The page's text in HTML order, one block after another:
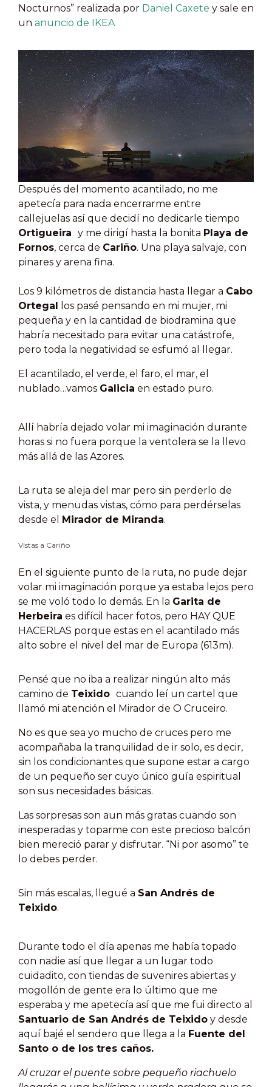
Nocturnos” realizada por Daniel Caxete y sale en
un anuncio de IKEA
Después del momento acantilado, no me
apetecía para nada encerrarme entre
callejuelas así que decidí no dedicarle tiempo
Ortigueira y me dirigí hasta la bonita Playa de
Fornos, cerca de Cariño. Una playa salvaje, con
pinares y arena fina.
Los 9 kilómetros de distancia hasta llegar a Cabo
Ortegal los pasé pensando en mi mujer, mi
pequeña y en la cantidad de biodramina que
habría necesitado para evitar una catástrofe,
pero toda la negatividad se esfumó al llegar.
El acantilado, el verde, el faro, el mar, el
nublado…vamos Galicia en estado puro.
Allí habría dejado volar mi imaginación durante
horas si no fuera porque la ventolera se la llevo
más allá de las Azores.
La ruta se aleja del mar pero sin perderlo de
vista, y menudas vistas, cómo para perdérselas
desde el Mirador de Miranda.
Vistas a Cariño
En el siguiente punto de la ruta, no pude dejar
volar mi imaginación porque ya estaba lejos pero
se me voló todo lo demás. En la Garita de
Herbeira es difícil hacer fotos, pero HAY QUE
HACERLAS porque estas en el acantilado más
alto sobre el nivel del mar de Europa (613m).
Pensé que no iba a realizar ningún alto más
camino de Teixido cuando leí un cartel que
llamó mi atención el Mirador de O Cruceiro.
No es que sea yo mucho de cruces pero me
acompañaba la tranquilidad de ir solo, es decir,
sin los condicionantes que supone estar a cargo
de un pequeño ser cuyo único guía espiritual
son sus necesidades básicas.
Las sorpresas son aun más gratas cuando son
inesperadas y toparme con este precioso balcón
bien mereció parar y disfrutar. “Ni por asomo” te
lo debes perder.
Sin más escalas, llegué a San Andrés de
Teixido.
Durante todo el día apenas me había topado
con nadie así que llegar a un lugar todo
cuidadito, con tiendas de suvenires abiertas y
mogollón de gente era lo último que me
esperaba y me apetecía así que me fui directo al
Santuario de San Andrés de Teixido y desde
aquí bajé el sendero que llega a la Fuente del
Santo o de los tres caños.
Al cruzar el puente sobre pequeño riachuelo